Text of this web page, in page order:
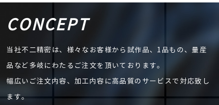
CONCEPT
当社不二精密は、様々なお客様から試作品、1品もの、量産
品など多岐にわたるご注文を頂いております。
幅広いご注文内容、加工内容に高品質のサービスで対応致し
ます。